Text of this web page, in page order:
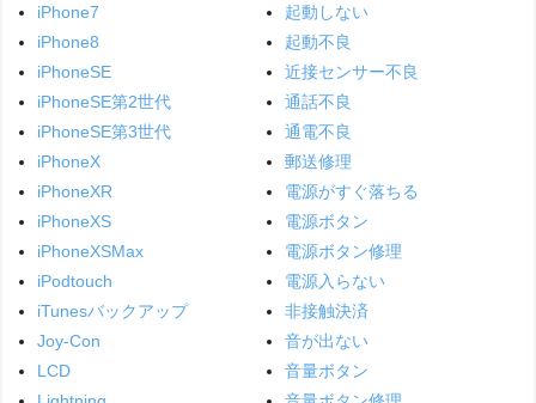
iPhone7
iPhone8
iPhoneSE
iPhoneSE第2世代
iPhoneSE第3世代
iPhoneX
iPhoneXR
iPhoneXS
iPhoneXSMax
iPodtouch
iTunesバックアップ
Joy-Con
LCD
起動しない
起動不良
近接センサー不良
通話不良
通電不良
郵送修理
電源がすぐ落ちる
電源ボタン
電源ボタン修理
電源入らない
非接触決済
音が出ない
音量ボタン